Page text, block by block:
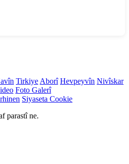
Tirkiye Aborî Hevpeyvîn Nivîskar
Foto Galerî
Siyaseta Cookie
parastî ne.